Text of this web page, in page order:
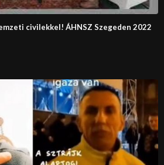
civilekkel! ÁHNSZ Szegeden 2022